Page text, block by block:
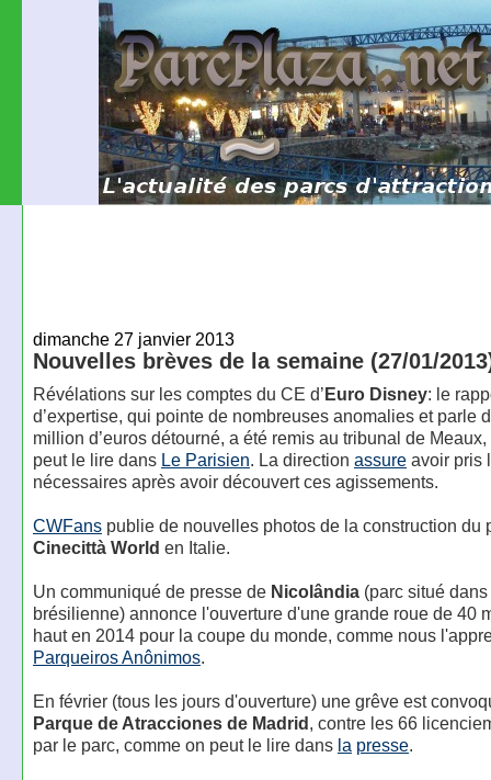
dimanche 27 janvier 2013
Nouvelles brèves de la semaine (27/01/
Révélations sur les comptes du CE d’Euro Disney: le
d’expertise, qui pointe de nombreuses anomalies et parle
million d’euros détourné, a été remis au tribunal de
peut le lire dans Le Parisien. La direction assureavoir pris
nécessaires après avoir découvert ces agissements.
CWFanspublie de nouvelles photos de la construction du
Cinecittà World en Italie.
Un communiqué de presse de Nicolândia(parc situé
brésilienne) annonce l'ouverture d'une grande roue de 40
haut en 2014 pour la coupe du monde, comme nous
Parqueiros Anônimos.
En février (tous les jours d'ouverture) une grêve est
Parque de Atracciones de Madrid, contre les 66
par le parc, comme on peut le lire dans la presse.